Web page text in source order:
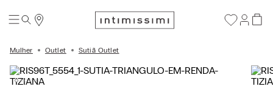
Mulher Outlet Sutiã Outlet